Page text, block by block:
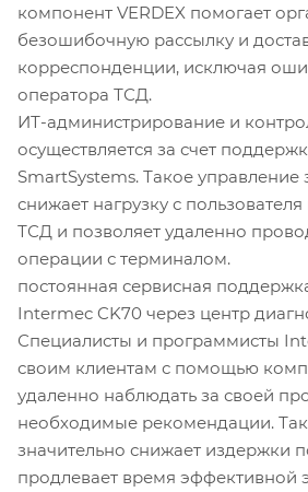
компонент VERDEX помогает
безошибочную рассылку и
корреспонденции, исключая
оператора ТСД.
ИТ-администрирование и
осуществляется за счет
SmartSystems. Такое управление
снижает нагрузку с
ТСД и позволяет удаленно
операции с терминалом.
постоянная сервисная
Intermec CK70 через центр
Специалисты и программисты
своим клиентам с помощью
удаленно наблюдать за своей
необходимые рекомендации.
значительно снижает издержки
продлевает время эффективной